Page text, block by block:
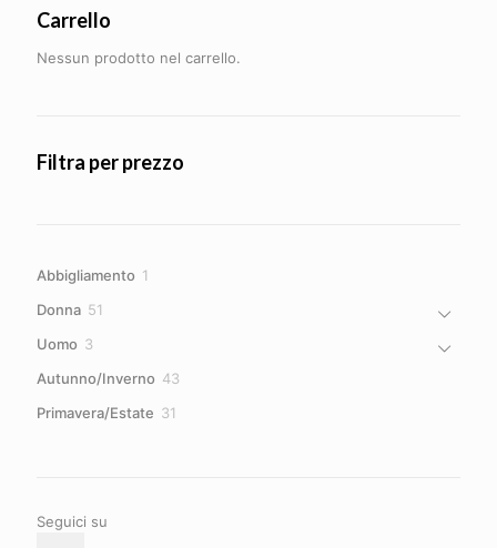
Carrello
Nessun prodotto nel carrello.
Filtra per prezzo
Abbigliamento 1
Donna 51
Uomo 3
Autunno/Inverno 43
Primavera/Estate 31
Seguici su